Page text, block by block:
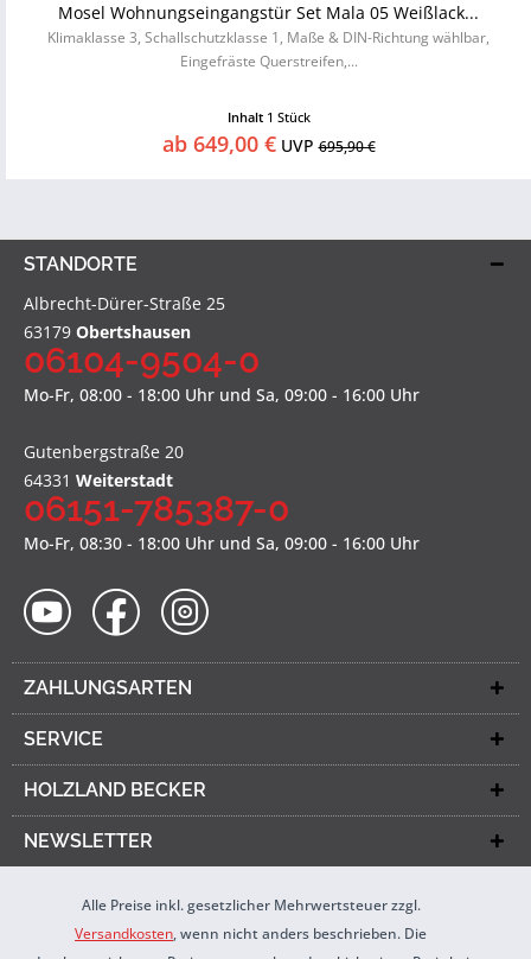
Mosel Wohnungseingangstür Set Mala 05 Weißlack...
Klimaklasse 3, Schallschutzklasse 1, Maße & DIN-Richtung wählbar,
Eingefräste Querstreifen,...
Inhalt 1 Stück
ab 649,00 €UVP695,90 €
STANDORTE
Albrecht-Dürer-Straße 25
63179 Obertshausen
06104-9504-0
Mo-Fr, 08:00 - 18:00 Uhr und Sa, 09:00 - 16:00 Uhr
Gutenbergstraße 20
64331 Weiterstadt
06151-785387-0
Mo-Fr, 08:30 - 18:00 Uhr und Sa, 09:00 - 16:00 Uhr
ZAHLUNGSARTEN
SERVICE
HOLZLAND BECKER
NEWSLETTER
Alle Preise inkl. gesetzlicher Mehrwertsteuer zzgl.
Versandkosten, wenn nicht anders beschrieben. Die